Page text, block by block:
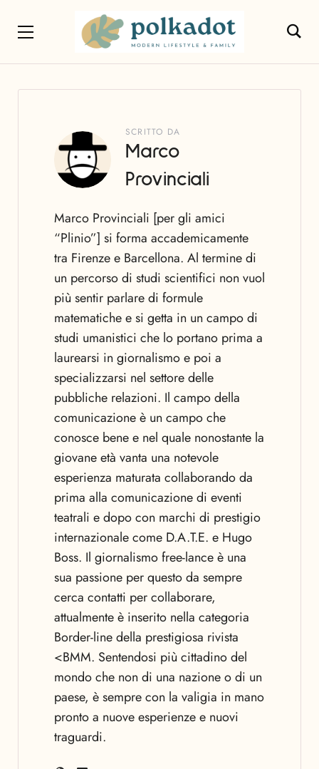
SCRITTO DA
Marco
Provinciali
Marco Provinciali [per gli amici
“Plinio”] si forma accademicamente
tra Firenze e Barcellona. Al termine di
un percorso di studi scientifici non vuol
più sentir parlare di formule
matematiche e si getta in un campo di
studi umanistici che lo portano prima a
laurearsi in giornalismo e poi a
specializzarsi nel settore delle
pubbliche relazioni. Il campo della
comunicazione è un campo che
conosce bene e nel quale nonostante la
giovane età vanta una notevole
esperienza maturata collaborando da
prima alla comunicazione di eventi
teatrali e dopo con marchi di prestigio
internazionale come D.A.T.E. e Hugo
Boss. Il giornalismo free-lance è una
sua passione per questo da sempre
cerca contatti per collaborare,
attualmente è inserito nella categoria
Border-line della prestigiosa rivista
<BMM. Sentendosi più cittadino del
mondo che non di una nazione o di un
paese, è sempre con la valigia in mano
pronto a nuove esperienze e nuovi
traguardi.